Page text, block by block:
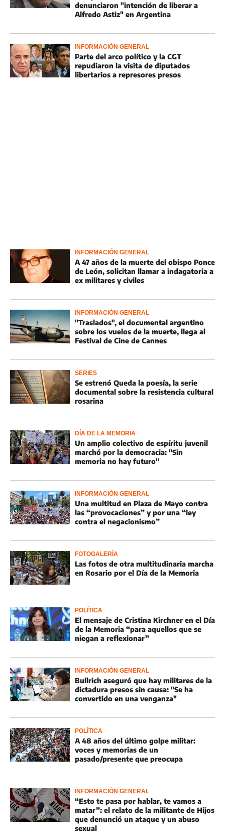
denunciaron "intención de liberar a
Alfredo Astiz" en Argentina
INFORMACIÓN GENERAL
Parte del arco político y la CGT
repudiaron la visita de diputados
libertarios a represores presos
INFORMACIÓN GENERAL
A 47 años de la muerte del obispo Ponce
de León, solicitan llamar a indagatoria a
ex militares y civiles
INFORMACIÓN GENERAL
"Traslados", el documental argentino
sobre los vuelos de la muerte, llega al
Festival de Cine de Cannes
SERIES
Se estrenó Queda la poesía, la serie
documental sobre la resistencia cultural
rosarina
DÍA DE LA MEMORIA
Un amplio colectivo de espíritu juvenil
marchó por la democracia: "Sin
memoria no hay futuro"
INFORMACIÓN GENERAL
Una multitud en Plaza de Mayo contra
las “provocaciones” y por una “ley
contra el negacionismo”
FOTOGALERÍA
Las fotos de otra multitudinaria marcha
en Rosario por el Día de la Memoria
POLÍTICA
El mensaje de Cristina Kirchner en el Día
de la Memoria “para aquellos que se
niegan a reflexionar”
INFORMACIÓN GENERAL
Bullrich aseguró que hay militares de la
dictadura presos sin causa: "Se ha
convertido en una venganza"
POLÍTICA
A 48 años del último golpe militar:
voces y memorias de un
pasado/presente que preocupa
INFORMACIÓN GENERAL
“Esto te pasa por hablar, te vamos a
matar”: el relato de la militante de Hijos
que denunció un ataque y un abuso
sexual